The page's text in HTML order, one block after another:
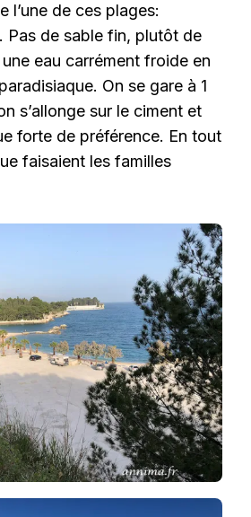
l’une de ces plages:
. Pas de sable fin, plutôt de
eau carrément froide en
On se gare à 1
s’allonge sur le ciment et
forte de préférence. En tout
faisaient les familles